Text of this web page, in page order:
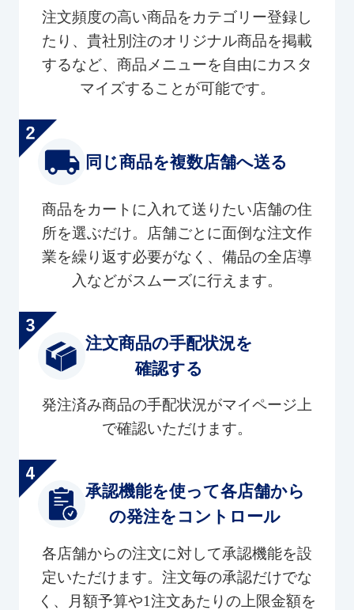
注文頻度の高い商品をカテゴリー登録し
たり、貴社別注のオリジナル商品を掲載
するなど、商品メニューを自由にカスタ
マイズすることが可能です。
同じ商品を複数店舗へ送る
商品をカートに入れて送りたい店舗の住
所を選ぶだけ。店舗ごとに面倒な注文作
業を繰り返す必要がなく、備品の全店導
入などがスムーズに行えます。
注文商品の手配状況を
確認する
発注済み商品の手配状況がマイページ上
で確認いただけます。
承認機能を使って各店舗から
の発注をコントロール
各店舗からの注文に対して承認機能を設
定いただけます。注文毎の承認だけでな
く、月額予算や1注文あたりの上限金額を